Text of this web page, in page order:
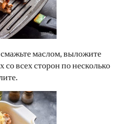
маслом, выложите
со всех сторон по несколько